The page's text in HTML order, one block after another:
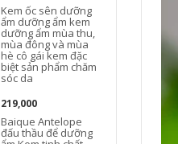
Kem ốc sên dưỡng
ẩm dưỡng ẩm kem
dưỡng ẩm mùa thu,
mùa đông và mùa
hè cô gái kem đặc
biệt sản phẩm chăm
sóc da
219,000
Baique Antelope
đấu thầu để dưỡng